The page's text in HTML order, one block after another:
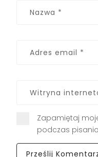
Zapamiętaj
podczas